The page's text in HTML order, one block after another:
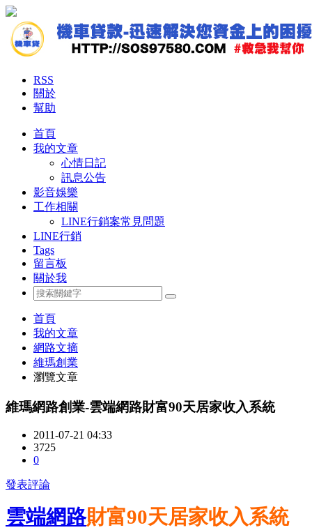
RSS
關於
幫助
首頁
我的文章
心情日記
訊息公告
影音娛樂
工作相關
LINE行銷案常見問題
LINE行銷
Tags
留言板
關於我
首頁
我的文章
網路文摘
維瑪創業
瀏覽文章
維瑪網路創業-雲端網路財富90天居家收入系統
2011-07-21 04:33
3725
0
發表評論
雲端網路財富90天居家收入系統